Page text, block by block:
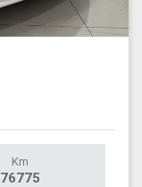
Km
76775